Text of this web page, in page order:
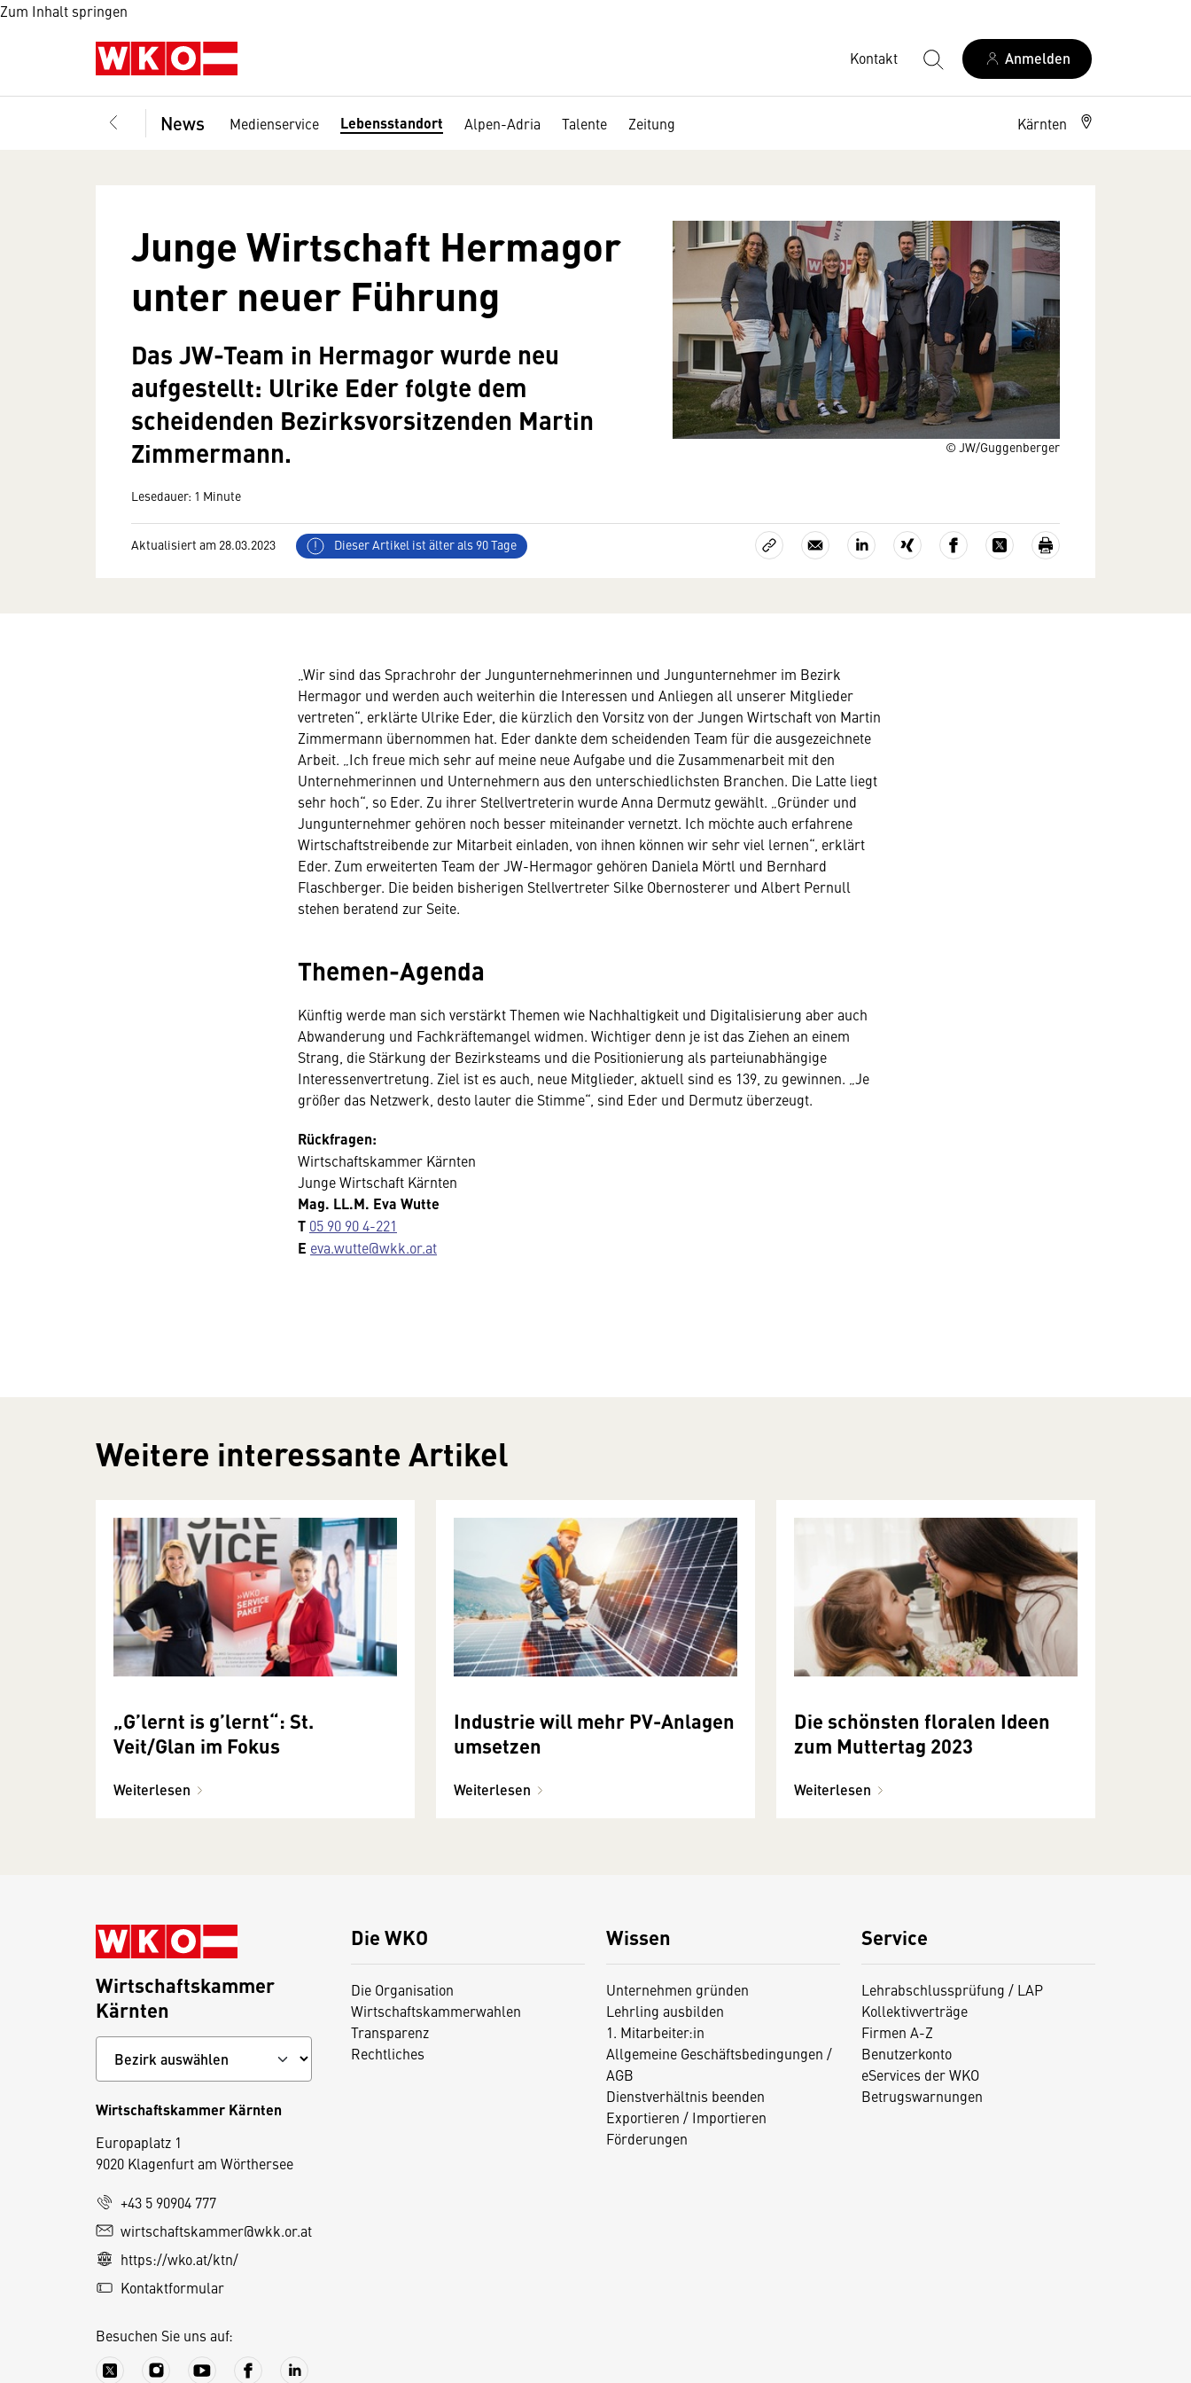
Zum Inhalt springen
Kontakt Anmelden
News Medienservice Lebensstandort Alpen-Adria Talente Zeitung Kärnten
© JW/Guggenberger
Junge Wirtschaft Hermagor
unter neuer Führung
Das JW-Team in Hermagor wurde neu
aufgestellt: Ulrike Eder folgte dem
scheidenden Bezirksvorsitzenden Martin
Zimmermann.
Lesedauer: 1 Minute
Aktualisiert am 28.03.2023 Dieser Artikel ist älter als 90 Tage
„Wir sind das Sprachrohr der Jungunternehmerinnen und Jungunternehmer im Bezirk
Hermagor und werden auch weiterhin die Interessen und Anliegen all unserer Mitglieder
vertreten“, erklärte Ulrike Eder, die kürzlich den Vorsitz von der Jungen Wirtschaft von Martin
Zimmermann übernommen hat. Eder dankte dem scheidenden Team für die ausgezeichnete
Arbeit. „Ich freue mich sehr auf meine neue Aufgabe und die Zusammenarbeit mit den
Unternehmerinnen und Unternehmern aus den unterschiedlichsten Branchen. Die Latte liegt
sehr hoch“, so Eder. Zu ihrer Stellvertreterin wurde Anna Dermutz gewählt. „Gründer und
Jungunternehmer gehören noch besser miteinander vernetzt. Ich möchte auch erfahrene
Wirtschaftstreibende zur Mitarbeit einladen, von ihnen können wir sehr viel lernen“, erklärt
Eder. Zum erweiterten Team der JW-Hermagor gehören Daniela Mörtl und Bernhard
Flaschberger. Die beiden bisherigen Stellvertreter Silke Obernosterer und Albert Pernull
stehen beratend zur Seite.
Themen-Agenda
Künftig werde man sich verstärkt Themen wie Nachhaltigkeit und Digitalisierung aber auch
Abwanderung und Fachkräftemangel widmen. Wichtiger denn je ist das Ziehen an einem
Strang, die Stärkung der Bezirksteams und die Positionierung als parteiunabhängige
Interessenvertretung. Ziel ist es auch, neue Mitglieder, aktuell sind es 139, zu gewinnen. „Je
größer das Netzwerk, desto lauter die Stimme“, sind Eder und Dermutz überzeugt.
Rückfragen:
Wirtschaftskammer Kärnten
Junge Wirtschaft Kärnten
Mag. LL.M. Eva Wutte
T 05 90 90 4-221
E eva.wutte@wkk.or.at
Weitere interessante Artikel
„G’lernt is g’lernt“: St.
Veit/Glan im Fokus
Weiterlesen
Industrie will mehr PV-Anlagen
umsetzen
Weiterlesen
Die schönsten floralen Ideen
zum Muttertag 2023
Weiterlesen
Die WKO
Die Organisation
Wirtschaftskammerwahlen
Transparenz
Rechtliches
Wissen
Unternehmen gründen
Lehrling ausbilden
1. Mitarbeiter:in
Allgemeine Geschäftsbedingungen /
AGB
Dienstverhältnis beenden
Exportieren / Importieren
Förderungen
Service
Lehrabschlussprüfung / LAP
Kollektivverträge
Firmen A-Z
Benutzerkonto
eServices der WKO
Betrugswarnungen
Wirtschaftskammer
Kärnten
Wirtschaftskammer Kärnten
Europaplatz 1
9020 Klagenfurt am Wörthersee
+43 5 90904 777
wirtschaftskammer@wkk.or.at
https://wko.at/ktn/
Kontaktformular
Besuchen Sie uns auf: